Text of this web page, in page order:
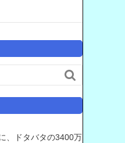

、ドタバタの3400万